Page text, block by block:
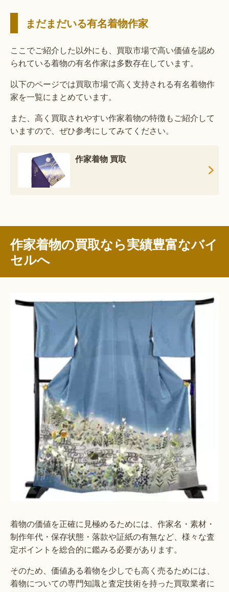
まだまだいる有名着物作家
ここでご紹介した以外にも、買取市場で高い価値を認め
られている着物の有名作家は多数存在しています。
以下のページでは買取市場で高く支持される有名着物作
家を一覧にまとめています。
また、高く買取されやすい作家着物の特徴もご紹介して
いますので、ぜひ参考にしてみてください。
作家着物 買取
作家着物の買取なら実績豊富なバイ
セルへ
着物の価値を正確に見極めるためには、作家名・素材・
制作年代・保存状態・落款や証紙の有無など、様々な査
定ポイントを総合的に鑑みる必要があります。
そのため、価値ある着物を少しでも高く売るためには、
着物についての専門知識と査定技術を持った買取業者に